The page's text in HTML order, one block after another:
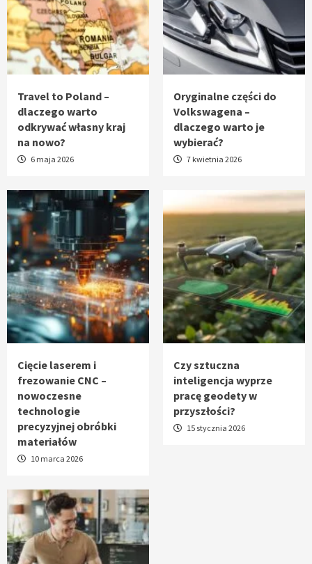
Travel to Poland –
dlaczego warto
odkrywać własny kraj
na nowo?
6 maja 2026
Oryginalne części do
Volkswagena –
dlaczego warto je
wybierać?
7 kwietnia 2026
Cięcie laserem i
frezowanie CNC –
nowoczesne
technologie
precyzyjnej obróbki
materiałów
10 marca 2026
Czy sztuczna
inteligencja wyprze
pracę geodety w
przyszłości?
15 stycznia 2026